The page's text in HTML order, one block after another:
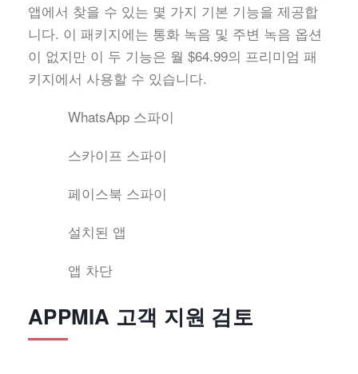
앱에서 찾을 수 있는 몇 가지 기본 기능을 제공합
니다. 이 패키지에는 통화 녹음 및 주변 녹음 옵션
이 없지만 이 두 기능은 월 $64.99의 프리미엄 패
키지에서 사용할 수 있습니다.
WhatsApp 스파이
스카이프 스파이
페이스북 스파이
설치된 앱
앱 차단
APPMIA 고객 지원 검토